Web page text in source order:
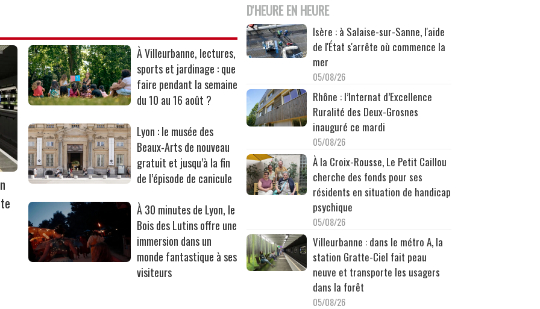
À Villeurbanne, lectures,
sports et jardinage : que
faire pendant la semaine
du 10 au 16 août ?
Lyon : le musée des
Beaux-Arts de nouveau
gratuit et jusqu’à la fin
de l’épisode de canicule
À 30 minutes de Lyon, le
Bois des Lutins offre une
immersion dans un
monde fantastique à ses
visiteurs
D'HEURE EN HEURE
Isère : à Salaise-sur-Sanne, l'aide
de l'État s'arrête où commence la
mer
05/08/26
Rhône : l’Internat d’Excellence
Ruralité des Deux-Grosnes
inauguré ce mardi
05/08/26
À la Croix-Rousse, Le Petit Caillou
cherche des fonds pour ses
résidents en situation de handicap
psychique
05/08/26
Villeurbanne : dans le métro A, la
station Gratte-Ciel fait peau
neuve et transporte les usagers
dans la forêt
05/08/26